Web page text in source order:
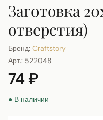
Заготовка
отверстия)
Бренд: Craftstory
Арт.: 522048
74 ₽
● В наличии